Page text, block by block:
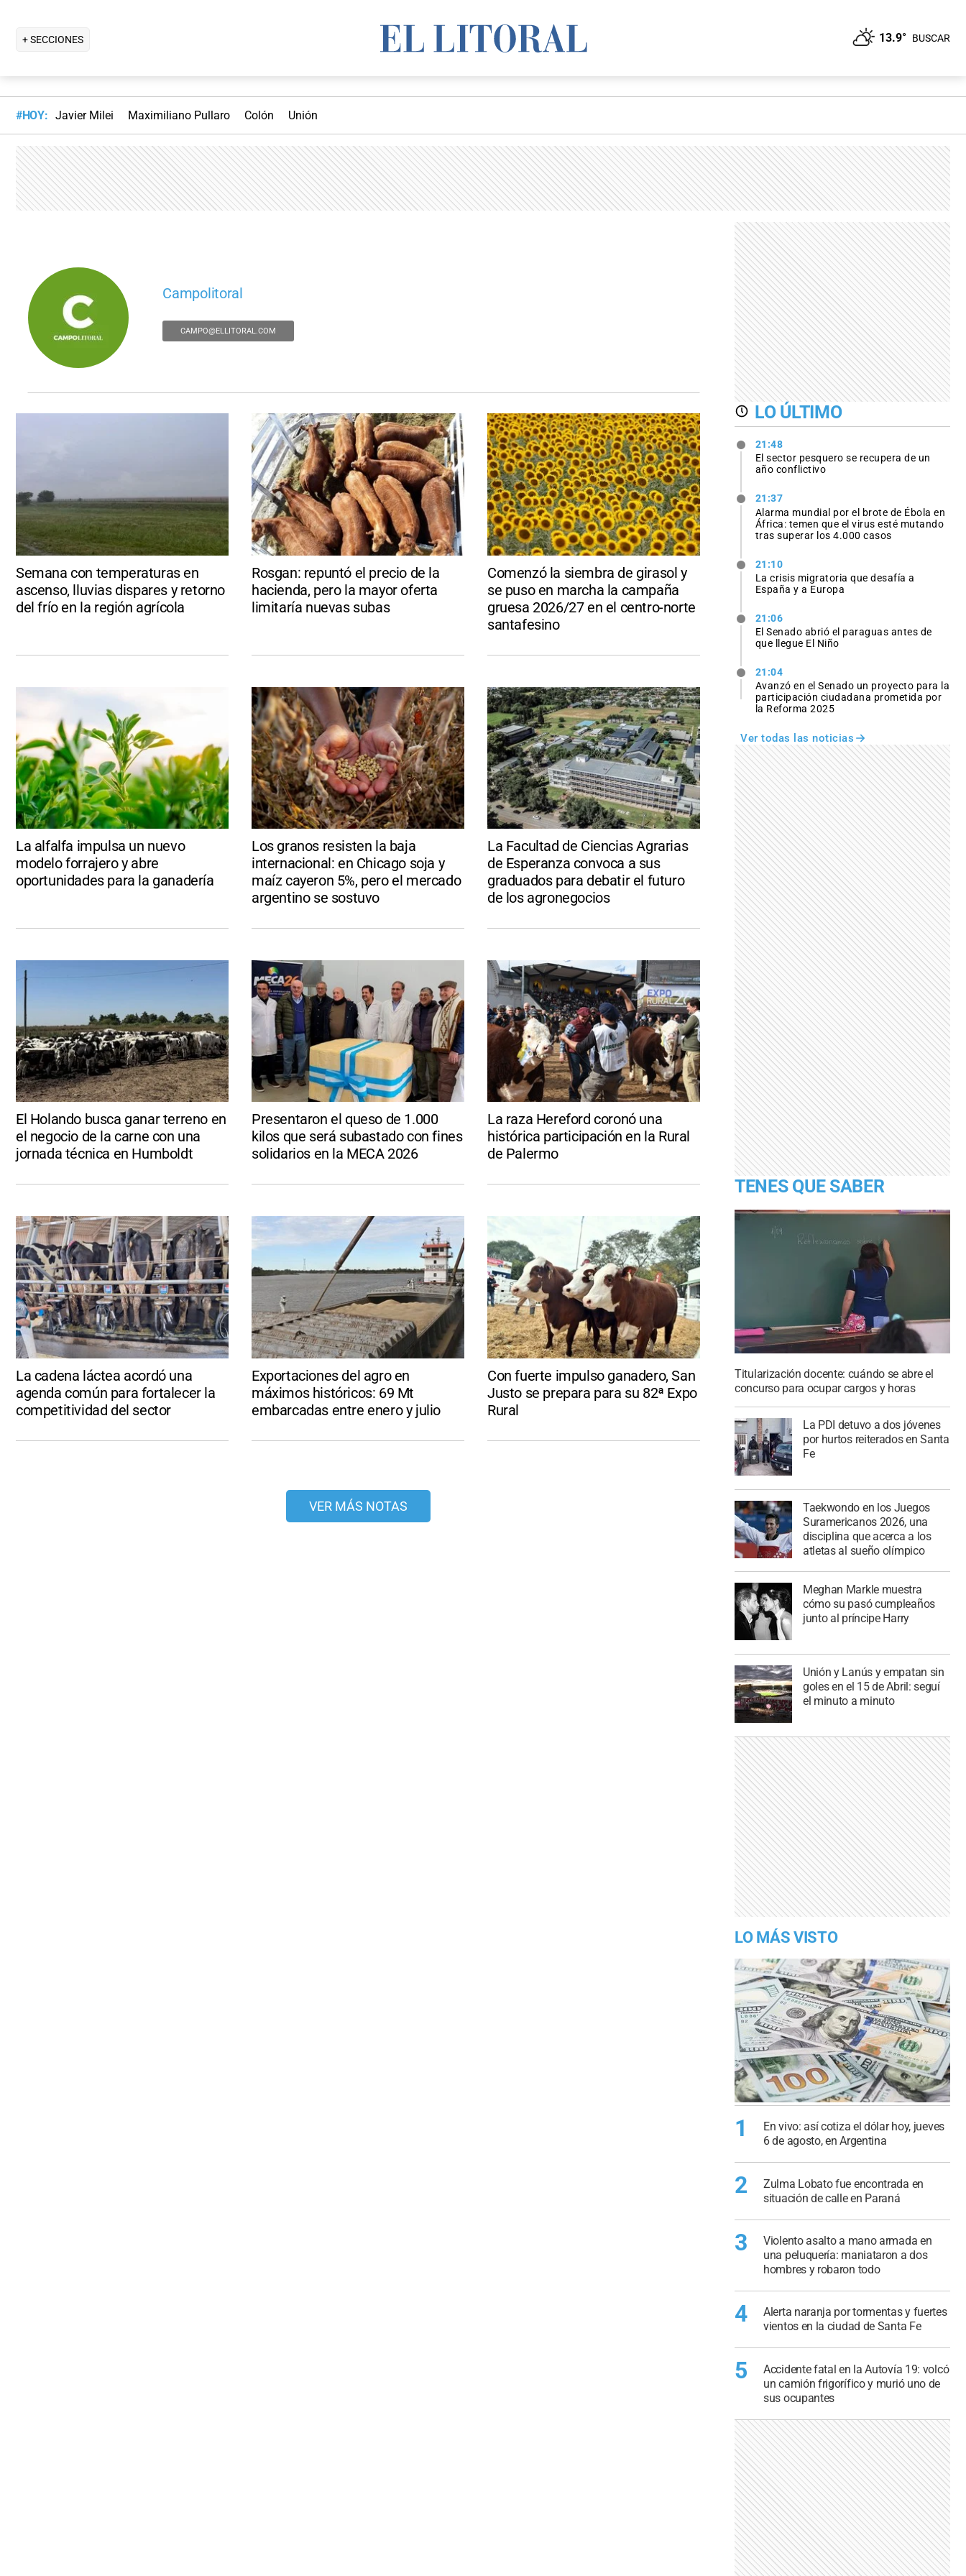
+ SECCIONES 13.9° BUSCAR
#HOY: Javier Milei Maximiliano Pullaro Colón Unión
Campolitoral
CAMPO@ELLITORAL.COM
Semana con temperaturas en
ascenso, lluvias dispares y retorno
del frío en la región agrícola
Rosgan: repuntó el precio de la
hacienda, pero la mayor oferta
limitaría nuevas subas
Comenzó la siembra de girasol y
se puso en marcha la campaña
gruesa 2026/27 en el centro-norte
santafesino
La alfalfa impulsa un nuevo
modelo forrajero y abre
oportunidades para la ganadería
Los granos resisten la baja
internacional: en Chicago soja y
maíz cayeron 5%, pero el mercado
argentino se sostuvo
La Facultad de Ciencias Agrarias
de Esperanza convoca a sus
graduados para debatir el futuro
de los agronegocios
El Holando busca ganar terreno en
el negocio de la carne con una
jornada técnica en Humboldt
Presentaron el queso de 1.000
kilos que será subastado con fines
solidarios en la MECA 2026
La raza Hereford coronó una
histórica participación en la Rural
de Palermo
La cadena láctea acordó una
agenda común para fortalecer la
competitividad del sector
Exportaciones del agro en
máximos históricos: 69 Mt
embarcadas entre enero y julio
Con fuerte impulso ganadero, San
Justo se prepara para su 82ª Expo
Rural
VER MÁS NOTAS
LO ÚLTIMO
21:48
El sector pesquero se recupera de un
año conflictivo
21:37
Alarma mundial por el brote de Ébola en
África: temen que el virus esté mutando
tras superar los 4.000 casos
21:10
La crisis migratoria que desafía a
España y a Europa
21:06
El Senado abrió el paraguas antes de
que llegue El Niño
21:04
Avanzó en el Senado un proyecto para la
participación ciudadana prometida por
la Reforma 2025
Ver todas las noticias
TENES QUE SABER
Titularización docente: cuándo se abre el
concurso para ocupar cargos y horas
La PDI detuvo a dos jóvenes
por hurtos reiterados en Santa
Fe
Taekwondo en los Juegos
Suramericanos 2026, una
disciplina que acerca a los
atletas al sueño olímpico
Meghan Markle muestra
cómo su pasó cumpleaños
junto al príncipe Harry
Unión y Lanús y empatan sin
goles en el 15 de Abril: seguí
el minuto a minuto
LO MÁS VISTO
1
En vivo: así cotiza el dólar hoy, jueves
6 de agosto, en Argentina
2
Zulma Lobato fue encontrada en
situación de calle en Paraná
3
Violento asalto a mano armada en
una peluquería: maniataron a dos
hombres y robaron todo
4
Alerta naranja por tormentas y fuertes
vientos en la ciudad de Santa Fe
5
Accidente fatal en la Autovía 19: volcó
un camión frigorífico y murió uno de
sus ocupantes